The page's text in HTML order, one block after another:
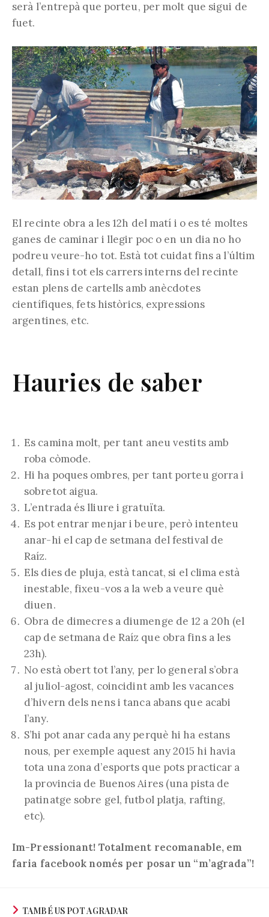
serà l’entrepà que porteu, per molt que sigui de
fuet.
El recinte obra a les 12h del matí i o es té moltes
ganes de caminar i llegir poc o en un dia no ho
podreu veure-ho tot. Està tot cuidat fins a l’últim
detall, fins i tot els carrers interns del recinte
estan plens de cartells amb anècdotes
científiques, fets històrics, expressions
argentines, etc.
Hauries de saber
Es camina molt, per tant aneu vestits amb
roba còmode.
Hi ha poques ombres, per tant porteu gorra i
sobretot aigua.
L’entrada és lliure i gratuïta.
Es pot entrar menjar i beure, però intenteu
anar-hi el cap de setmana del festival de
Raíz.
Els dies de pluja, està tancat, si el clima està
inestable, fixeu-vos a la web a veure què
diuen.
Obra de dimecres a diumenge de 12 a 20h (el
cap de setmana de Raíz que obra fins a les
23h).
No està obert tot l’any, per lo general s’obra
al juliol-agost, coincidint amb les vacances
d’hivern dels nens i tanca abans que acabi
l’any.
S’hi pot anar cada any perquè hi ha estans
nous, per exemple aquest any 2015 hi havia
tota una zona d’esports que pots practicar a
la provincia de Buenos Aires (una pista de
patinatge sobre gel, futbol platja, rafting,
etc).
Im-Pressionant! Totalment recomanable, em
faria facebook només per posar un “m’agrada”!
TAMBÉ US POT AGRADAR